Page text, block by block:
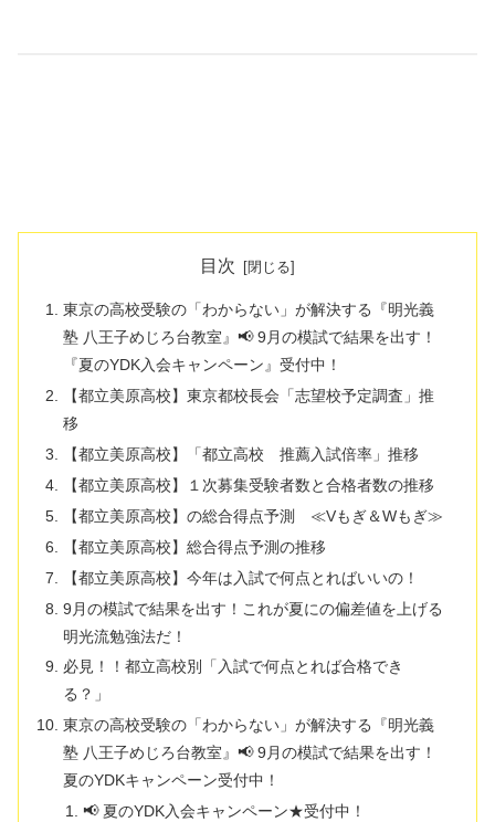
目次
東京の高校受験の「わからない」が解決する『明光義
塾 八王子めじろ台教室』📢 9月の模試で結果を出す！
『夏のYDK入会キャンペーン』受付中！
【都立美原高校】東京都校長会「志望校予定調査」推
移
【都立美原高校】「都立高校 推薦入試倍率」推移
【都立美原高校】１次募集受験者数と合格者数の推移
【都立美原高校】の総合得点予測 ≪Vもぎ＆Wもぎ≫
【都立美原高校】総合得点予測の推移
【都立美原高校】今年は入試で何点とればいいの！
9月の模試で結果を出す！これが夏にの偏差値を上げる
明光流勉強法だ！
必見！！都立高校別「入試で何点とれば合格でき
る？」
東京の高校受験の「わからない」が解決する『明光義
塾 八王子めじろ台教室』📢 9月の模試で結果を出す！
夏のYDKキャンペーン受付中！
📢 夏のYDK入会キャンペーン★受付中！